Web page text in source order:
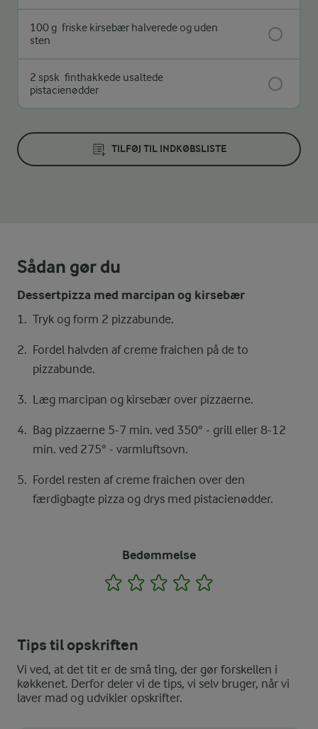
100 g friske kirsebær halverede og uden
sten
2 spsk finthakkede usaltede
pistacienødder
TILFØJ TIL INDKØBSLISTE
Sådan gør du
Dessertpizza med marcipan og kirsebær
Tryk og form 2 pizzabunde.
Fordel halvden af creme fraichen på de to
pizzabunde.
Læg marcipan og kirsebær over pizzaerne.
Bag pizzaerne 5-7 min. ved 350° - grill eller 8-12
min. ved 275° - varmluftsovn.
Fordel resten af creme fraichen over den
færdigbagte pizza og drys med pistacienødder.
Bedømmelse
1 2 3 4
Tips til opskriften
Vi ved, at det tit er de små ting, der gør forskellen i
køkkenet. Derfor deler vi de tips, vi selv bruger, når vi
laver mad og udvikler opskrifter.